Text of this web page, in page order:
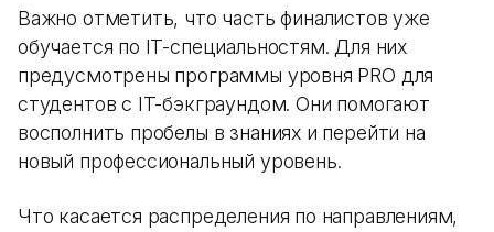
Важно отметить, что часть финалистов уже
обучается по IT-специальностям. Для них
предусмотрены программы уровня PRO для
студентов с IT-бэкграундом. Они помогают
восполнить пробелы в знаниях и перейти на
новый профессиональный уровень.
Что касается распределения по направлениям,